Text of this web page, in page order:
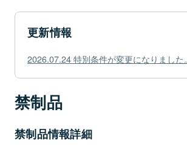
更新情報
2026.07.24 特別条件が変更になりました。
禁制品
禁制品情報詳細